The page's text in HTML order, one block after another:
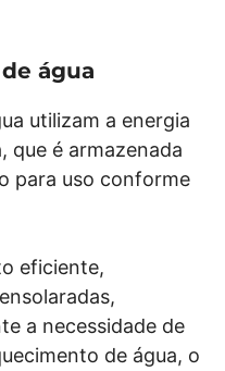
água
utilizam a energia
que é armazenada
para uso conforme
eficiente,
a necessidade de
de água, o